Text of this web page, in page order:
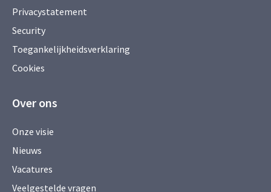
Privacystatement
Security
Toegankelijkheidsverklaring
Cookies
Over ons
Onze visie
Nieuws
Vacatures
Veelgestelde vragen